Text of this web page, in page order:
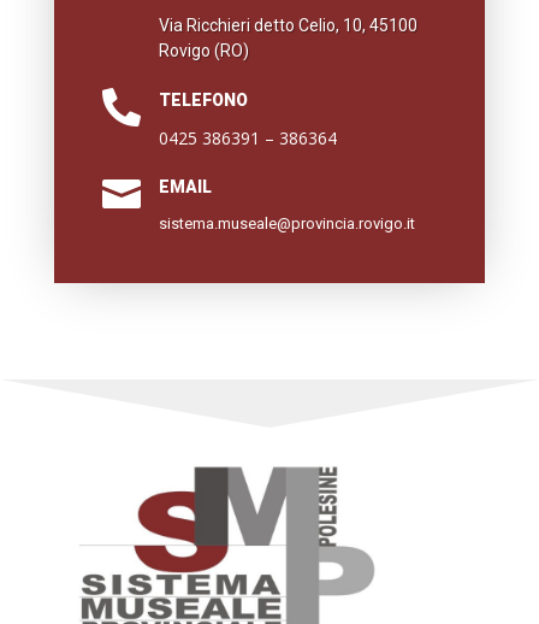
Via Ricchieri detto Celio, 10, 45100
Rovigo (RO)
 TELEFONO
0425 386391 – 386364
 EMAIL
sistema.museale@provincia.rovigo.it